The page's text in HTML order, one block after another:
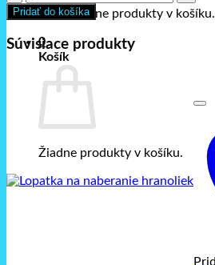
Žiadne produkty v košíku.
0
Košík
Žiadne produkty v košíku.
Kužeľové
sitko
sieťkové
(Veľkosť:
(647509))
Pridať do košíka
Súvisiace produkty